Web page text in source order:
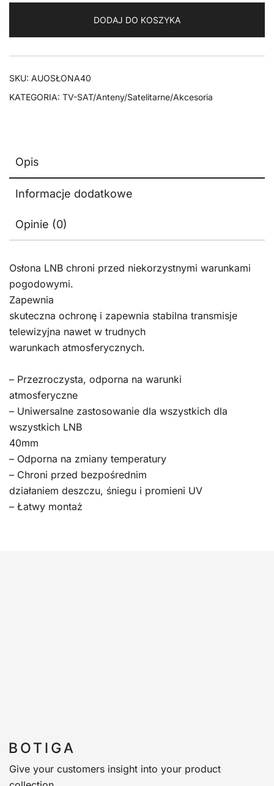
LNB
SAT
40mm
DODAJ DO KOSZYKA
SKU: AUOSŁONA40
KATEGORIA: TV-SAT/Anteny/Satelitarne/Akcesoria
Opis
Informacje dodatkowe
Opinie (0)
Osłona LNB chroni przed niekorzystnymi warunkami
pogodowymi.
Zapewnia
skuteczna ochronę i zapewnia stabilna transmisje
telewizyjna nawet w trudnych
warunkach atmosferycznych.
– Przezroczysta, odporna na warunki
atmosferyczne
– Uniwersalne zastosowanie dla wszystkich dla
wszystkich LNB
40mm
– Odporna na zmiany temperatury
– Chroni przed bezpośrednim
działaniem deszczu, śniegu i promieni UV
– Łatwy montaż
Give your customers insight into your product